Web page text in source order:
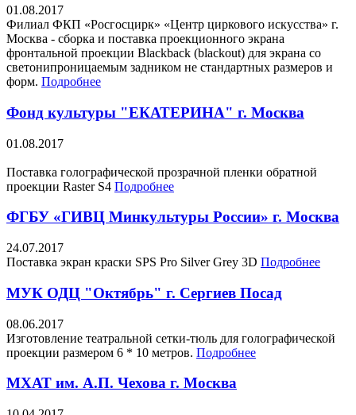
01.08.2017
Филиал ФКП «Росгосцирк» «Центр циркового искусства» г.
Москва - сборка и поставка проекционного экрана
фронтальной проекции Blackback (blackout) для экрана со
светонипроницаемым задником не стандартных размеров и
форм. Подробнее
Фонд культуры "ЕКАТЕРИНА" г. Москва
01.08.2017
Поставка голографической прозрачной пленки обратной
проекции Raster S4 Подробнее
ФГБУ «ГИВЦ Минкультуры России» г. Москва
24.07.2017
Поставка экран краски SPS Pro Silver Grey 3D Подробнее
МУК ОДЦ "Октябрь" г. Сергиев Посад
08.06.2017
Изготовление театральной сетки-тюль для голографической
проекции размером 6 * 10 метров. Подробнее
МХАТ им. А.П. Чехова г. Москва